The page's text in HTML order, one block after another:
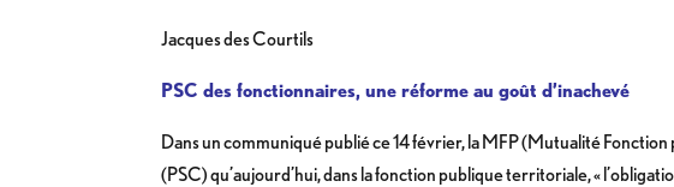
Jacques des Courtils
PSC des fonctionnaires, une réforme au goût d’inachevé
Dans un communiqué publié ce 14 février, la MFP (Mutualité
(PSC) qu’aujourd’hui, dans la fonction publique territoriale, «